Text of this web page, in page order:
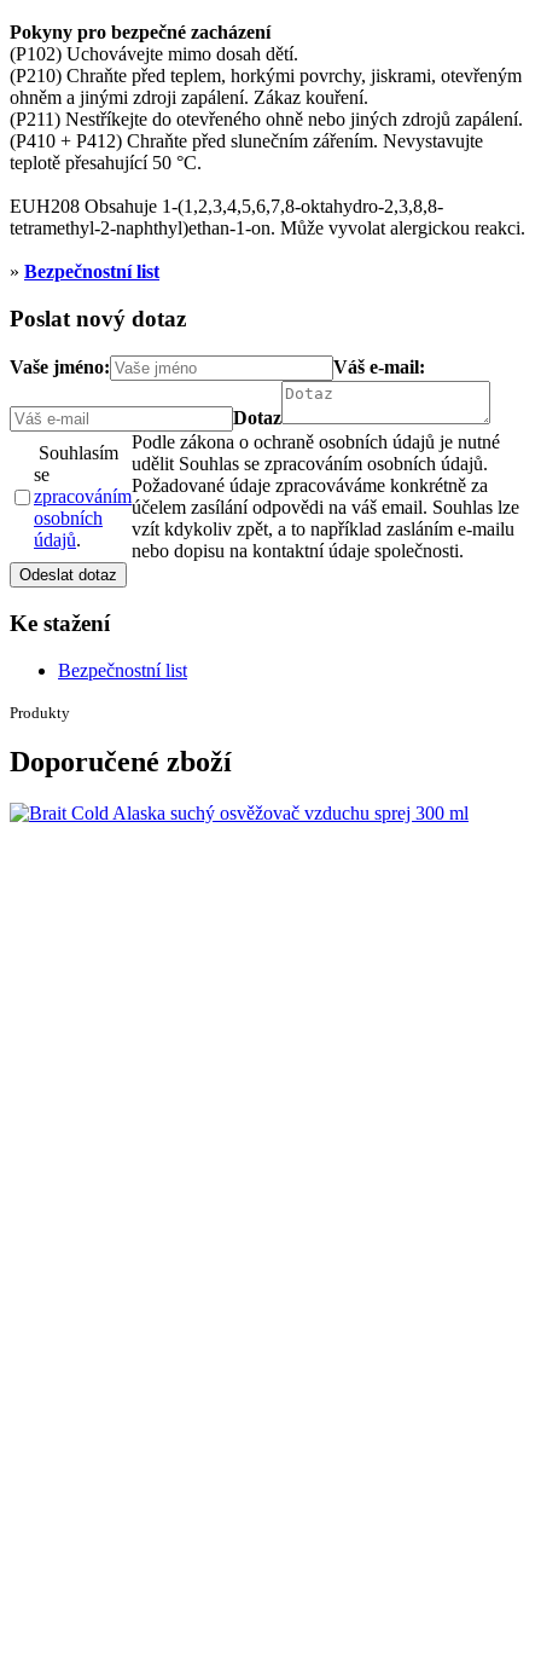
Pokyny pro bezpečné zacházení
(P102) Uchovávejte mimo dosah dětí.
(P210) Chraňte před teplem, horkými povrchy, jiskrami, otevřeným
ohněm a jinými zdroji zapálení. Zákaz kouření.
(P211) Nestříkejte do otevřeného ohně nebo jiných zdrojů zapálení.
(P410 + P412) Chraňte před slunečním zářením. Nevystavujte
teplotě přesahující 50 °C.
EUH208 Obsahuje 1-(1,2,3,4,5,6,7,8-oktahydro-2,3,8,8-
tetramethyl-2-naphthyl)ethan-1-on. Může vyvolat alergickou reakci.
» Bezpečnostní list
Poslat nový dotaz
Vaše jméno: Váš e-mail:
Dotaz
Souhlasím
se
zpracováním
osobních
údajů.
Podle zákona o ochraně osobních údajů je nutné
udělit Souhlas se zpracováním osobních údajů.
Požadované údaje zpracováváme konkrétně za
účelem zasílání odpovědi na váš email. Souhlas lze
vzít kdykoliv zpět, a to například zasláním e-mailu
nebo dopisu na kontaktní údaje společnosti.
Odeslat dotaz
Ke stažení
Bezpečnostní list
Produkty
Doporučené zboží